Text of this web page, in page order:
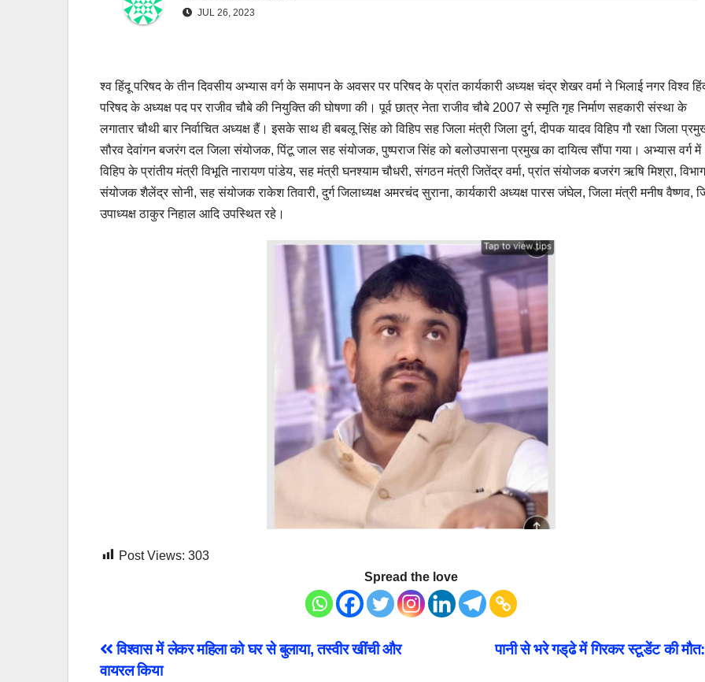
JUL 26, 2023
श्व हिंदू परिषद के तीन दिवसीय अभ्यास वर्ग के समापन के अवसर पर परिषद के प्रांत कार्यकारी अध्यक्ष चंद्र शेखर वर्मा ने भिलाई नगर विश्व
परिषद के अध्यक्ष पद पर राजीव चौबे की नियुक्ति की घोषणा की। पूर्व छात्र नेता राजीव चौबे 2007 से स्मृति गृह निर्माण सहकारी संस्था के
लगातार चौथी बार निर्वाचित अध्यक्ष हैं। इसके साथ ही बबलू सिंह को विहिप सह जिला मंत्री जिला दुर्ग, दीपक यादव विहिप गौ रक्षा जिला
सौरव देवांगन बजरंग दल जिला संयोजक, पिंटू जाल सह संयोजक, पुष्पराज सिंह को बलोउपासना प्रमुख का दायित्व सौंपा गया। अभ्यास वर्ग में
विहिप के प्रांतीय मंत्री विभूति नारायण पांडेय, सह मंत्री घनश्याम चौधरी, संगठन मंत्री जितेंद्र वर्मा, प्रांत संयोजक बजरंग ऋषि मिश्रा, विभाग
संयोजक शैलेंद्र सोनी, सह संयोजक राकेश तिवारी, दुर्ग जिलाध्यक्ष अमरचंद सुराना, कार्यकारी अध्यक्ष पारस जंघेल, जिला मंत्री मनीष वैष्णव,
उपाध्यक्ष ठाकुर निहाल आदि उपस्थित रहे।
Post Views: 303
Spread the love
Post
पानी से भरे गड्‌ढे में गिरकर स्टूडेंट की
विश्वास में लेकर महिला को घर से बुलाया, तस्वीर खींची और
वायरल किया